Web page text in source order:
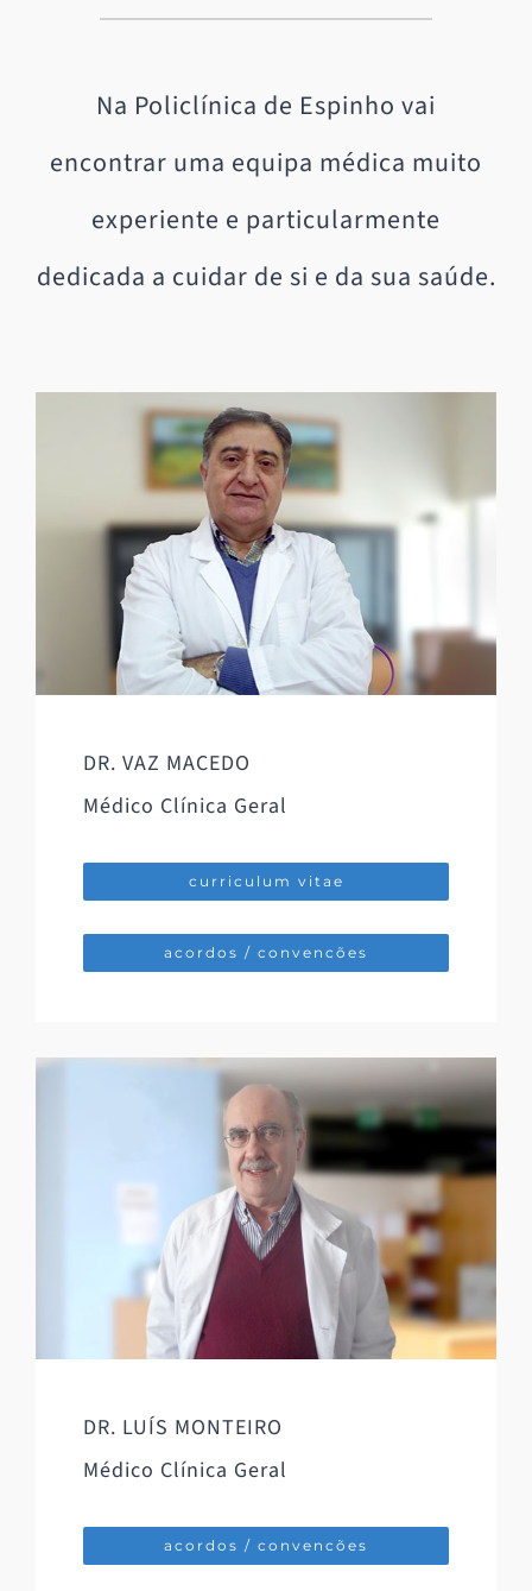
Na Policlínica de Espinho vai
encontrar uma equipa médica muito
experiente e particularmente
dedicada a cuidar de si e da sua saúde.
DR. VAZ MACEDO
Médico Clínica Geral
curriculum vitae
acordos / convencões
DR. LUÍS MONTEIRO
Médico Clínica Geral
acordos / convencões